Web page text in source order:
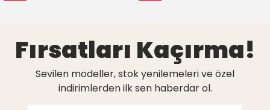
Fırsatları Kaçırma!
Sevilen modeller, stok yenilemeleri ve özel
indirimlerden ilk sen haberdar ol.